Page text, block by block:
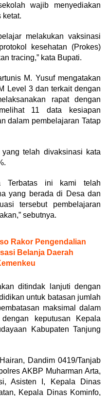
wajib menyediakan
ketat.
melakukan vaksinasi
kesehatan (Prokes)
tracing,” kata Bupati.
M. Yusuf mengatakan
Level 3 dan terkait dengan
rapat dengan
11 data kesiapan
dalam pembelajaran Tatap
telah divaksinasi kata
Terbatas ini kami telah
yang berada di Desa dan
tersebut pembelajaran
sebutnya.
Rakor Pengendalian
Belanja Daerah
ditindak lanjuti dengan
untuk batasan jumlah
maksimal dalam
keputusan Kepala
Kabupaten Tanjung
Dandim 0419/Tanjab
AKBP Muharman Arta,
Asisten I, Kepala Dinas
Kepala Dinas Kominfo,